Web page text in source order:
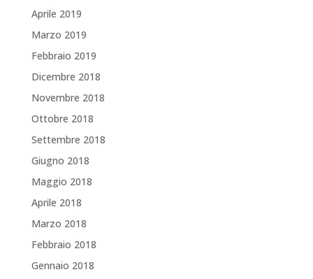
Aprile 2019
Marzo 2019
Febbraio 2019
Dicembre 2018
Novembre 2018
Ottobre 2018
Settembre 2018
Giugno 2018
Maggio 2018
Aprile 2018
Marzo 2018
Febbraio 2018
Gennaio 2018